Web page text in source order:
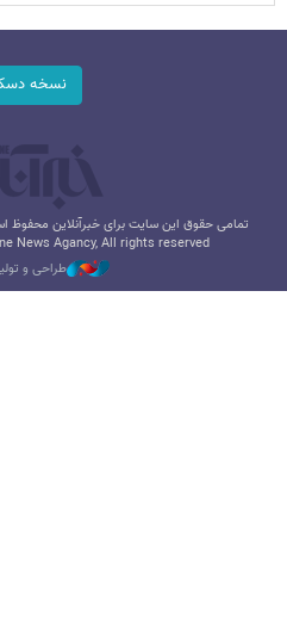
نسخه
تمامی حقوق این سایت برای خبرآنلاین محفوظ
News Agancy, All rights reserved
طراحی و